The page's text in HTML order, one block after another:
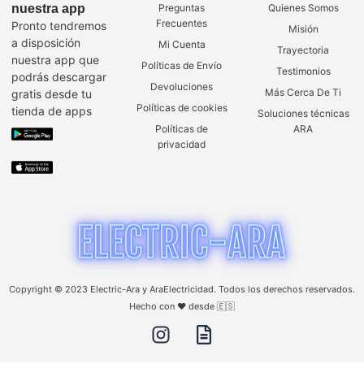
nuestra app
Pronto tendremos
a disposición
nuestra app que
podrás descargar
gratis desde tu
tienda de apps
Preguntas
Frecuentes
Mi Cuenta
Políticas de Envío
Devoluciones
Políticas de cookies
Políticas de
privacidad
Quienes Somos
Misión
Trayectoria
Testimonios
Más Cerca De Ti
Soluciones técnicas
ARA
Copyright © 2023 Electric-Ara y AraElectricidad. Todos los derechos reservados.
Hecho con ❤️ desde 🇪🇸